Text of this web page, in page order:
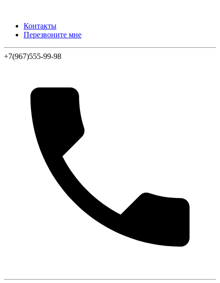
Контакты
Перезвоните мне
+7(967)555-99-98